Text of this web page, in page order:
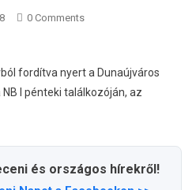
0 Comments
fordítva nyert a Dunaújváros
I pénteki találkozóján, az
és országos hírekről!